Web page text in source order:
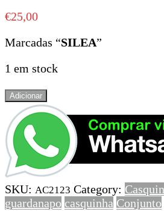
€25,00
Marcadas “SILEA”
1 em stock
Quantidade
Conjunto
de
4
argolas
de
guardanapo
em
Adicionar
SKU: AC2123 Category:
guardanapo casquinha Conjunto